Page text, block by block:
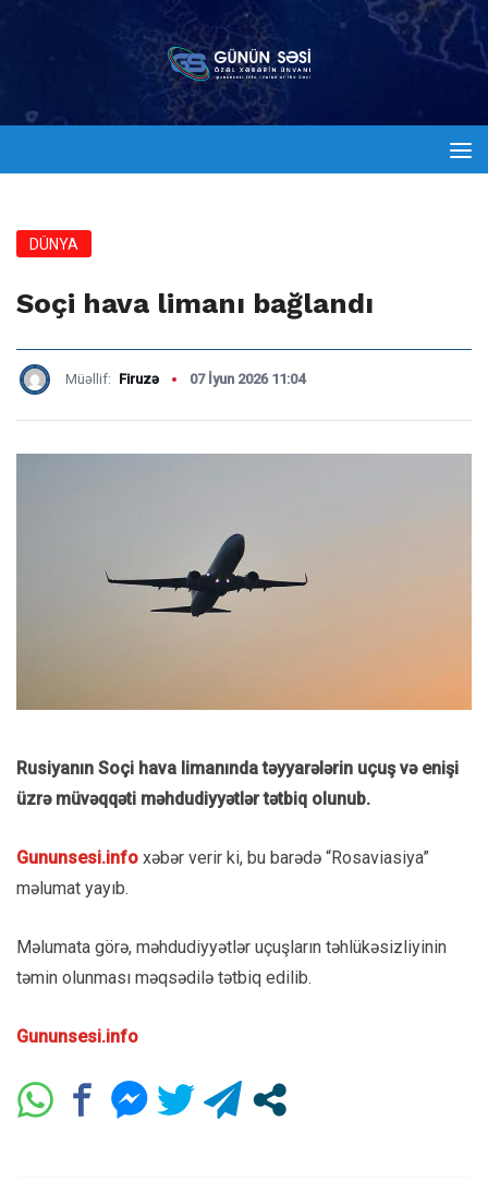
DÜNYA
Soçi hava limanı bağlandı
Müəllif: Firuzə 07 İyun 2026 11:04
Rusiyanın Soçi hava limanında təyyarələrin uçuş və enişi
üzrə müvəqqəti məhdudiyyətlər tətbiq olunub.
Gununsesi.info xəbər verir ki, bu barədə “Rosaviasiya”
məlumat yayıb.
Məlumata görə, məhdudiyyətlər uçuşların təhlükəsizliyinin
təmin olunması məqsədilə tətbiq edilib.
Gununsesi.info